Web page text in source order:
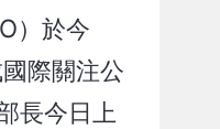
）於今
際關注公
長今日上